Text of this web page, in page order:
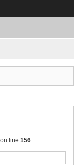
on line 156